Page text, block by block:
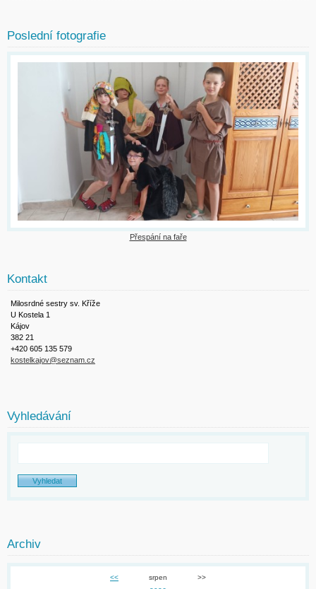
Poslední fotografie
Přespání na faře
Kontakt
Milosrdné sestry sv. Kříže
U Kostela 1
Kájov
382 21
+420 605 135 579
kostelkajov@seznam.cz
Vyhledávání
Archiv
<< srpen
>>